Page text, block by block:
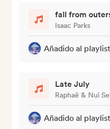
fall from
Isaac Parks
Añadido al playlist
Late July
Raphaë & Nui
Añadido al playlist